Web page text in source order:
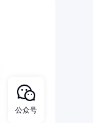
公众号